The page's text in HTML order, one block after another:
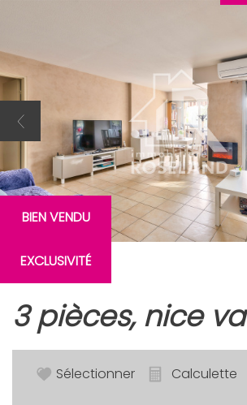
BIEN VENDU
EXCLUSIVITÉ
3 pièces, nice
Sélectionner Calculette